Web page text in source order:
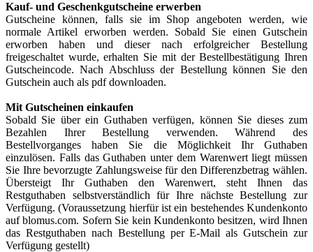
Kauf- und Geschenkgutscheine erwerben
Gutscheine können, falls sie im Shop angeboten werden, wie
normale Artikel erworben werden. Sobald Sie einen Gutschein
erworben haben und dieser nach erfolgreicher Bestellung
freigeschaltet wurde, erhalten Sie mit der Bestellbestätigung Ihren
Gutscheincode. Nach Abschluss der Bestellung können Sie den
Gutschein auch als pdf downloaden.
Mit Gutscheinen einkaufen
Sobald Sie über ein Guthaben verfügen, können Sie dieses zum
Bezahlen Ihrer Bestellung verwenden. Während des
Bestellvorganges haben Sie die Möglichkeit Ihr Guthaben
einzulösen. Falls das Guthaben unter dem Warenwert liegt müssen
Sie Ihre bevorzugte Zahlungsweise für den Differenzbetrag wählen.
Übersteigt Ihr Guthaben den Warenwert, steht Ihnen das
Restguthaben selbstverständlich für Ihre nächste Bestellung zur
Verfügung. (Voraussetzung hierfür ist ein bestehendes Kundenkonto
auf blomus.com. Sofern Sie kein Kundenkonto besitzen, wird Ihnen
das Restguthaben nach Bestellung per E-Mail als Gutschein zur
Verfügung gestellt)